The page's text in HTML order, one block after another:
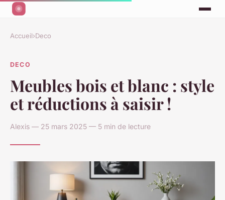
Accueil›Deco
DECO
Meubles bois et blanc : style
et réductions à saisir !
Alexis — 25 mars 2025 — 5 min de lecture